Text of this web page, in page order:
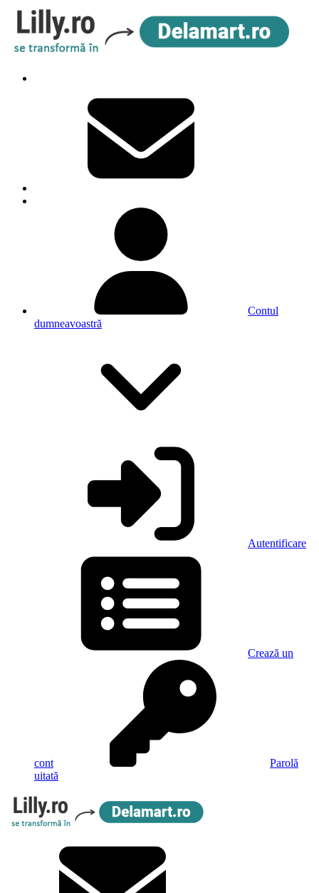
Contul
dumneavoastră
Autentificare
Crează un
cont
Parolă
uitată